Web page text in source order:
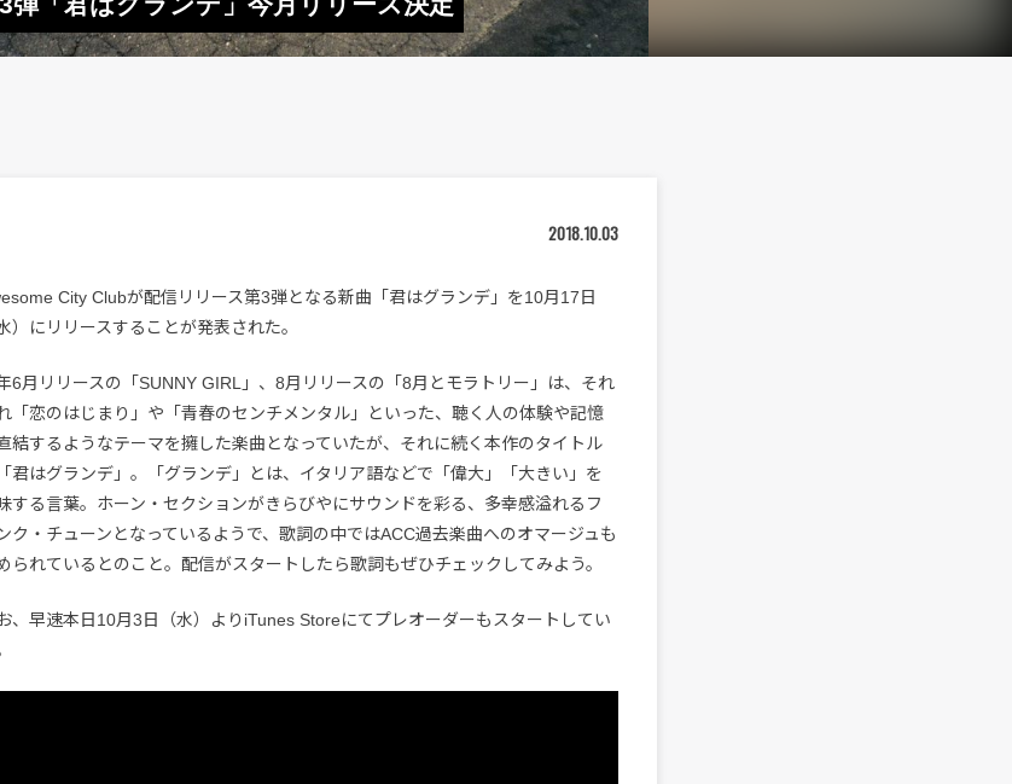
2018.10.03
City Clubが配信リリース第3弾となる新曲「君はグランデ」を10月17日
水）にリリースすることが発表された。
6月リリースの「SUNNY GIRL」、8月リリースの「8月とモラトリー」は、それ
「恋のはじまり」や「青春のセンチメンタル」といった、聴く人の体験や記憶
結するようなテーマを擁した楽曲となっていたが、それに続く本作のタイトル
君はグランデ」。「グランデ」とは、イタリア語などで「偉大」「大きい」を
する言葉。ホーン・セクションがきらびやにサウンドを彩る、多幸感溢れるフ
ク・チューンとなっているようで、歌詞の中ではACC過去楽曲へのオマージュも
られているとのこと。配信がスタートしたら歌詞もぜひチェックしてみよう。
、早速本日10月3日（水）よりiTunes Storeにてプレオーダーもスタートしてい